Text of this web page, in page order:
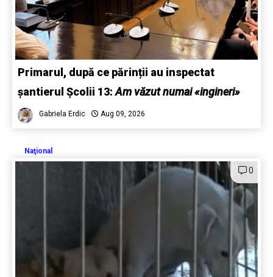
Primarul, după ce părinții au inspectat
șantierul Școlii 13:Am văzut numai «ingineri»
Gabriela Erdic Aug 09, 2026
Naţional
0